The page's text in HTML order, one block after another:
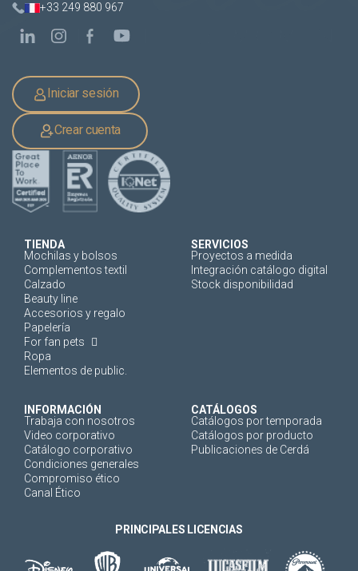
+33 249 880 967
Iniciar sesión
Crear cuenta
TIENDA
Mochilas y bolsos
Complementos textil
Calzado
Beauty line
Accesorios y regalo
Papelería
For fan pets
Ropa
Elementos de public.
SERVICIOS
Proyectos a medida
Integración catálogo digital
Stock disponibilidad
INFORMACIÓN
Trabaja con nosotros
Video corporativo
Catálogo corporativo
Condiciones generales
Compromiso ético
Canal Ético
CATÁLOGOS
Catálogos por temporada
Catálogos por producto
Publicaciones de Cerdá
PRINCIPALES LICENCIAS